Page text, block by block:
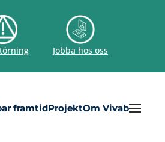
Jobba hos oss
framtidProjektOm Vivab